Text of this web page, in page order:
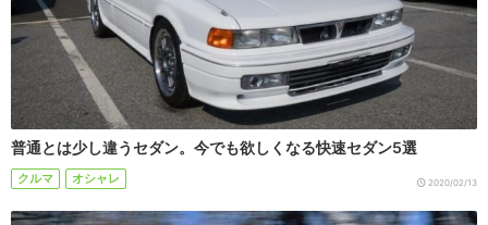
普通とは少し違うセダン。今でも欲しくなる快速セダン5選
クルマ オシャレ 2020/02/13